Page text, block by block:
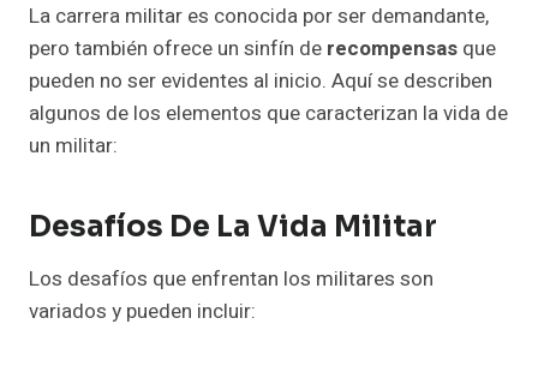
La carrera militar es conocida por ser demandante,
pero también ofrece un sinfín de recompensas que
pueden no ser evidentes al inicio. Aquí se describen
algunos de los elementos que caracterizan la vida de
un militar:
Desafíos De La Vida Militar
Los desafíos que enfrentan los militares son
variados y pueden incluir: